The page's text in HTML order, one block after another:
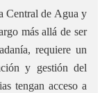
Central de Agua y
más allá de ser
requiere un
y gestión del
tengan acceso a